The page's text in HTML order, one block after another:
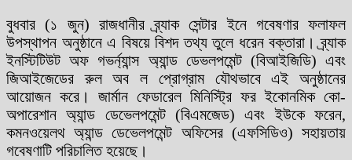
বুধবার (১ জুন) রাজধানীর ব্র্যাক সেন্টার ইনে গবেষণার ফলাফল
উপস্থাপন অনুষ্ঠানে এ বিষয়ে বিশদ তথ্য তুলে ধরেন বক্তারা। ব্র্যাক
ইনস্টিটিউট অফ গভর্ন্যান্স অ্যান্ড ডেভলপমেন্ট (বিআইজিডি) এবং
জিআইজেডের রুল অব ল প্রোগ্রাম যৌথভাবে এই অনুষ্ঠানের
আয়োজন করে। জার্মান ফেডারেল মিনিস্ট্রি ফর ইকোনমিক কো-
অপারেশান অ্যান্ড ডেভেলপমেন্ট (বিএমজেড) এবং ইউকে ফরেন,
কমনওয়েলথ অ্যান্ড ডেভেলপমেন্ট অফিসের (এফসিডিও) সহায়তায়
গবেষণাটি পরিচালিত হয়েছে।